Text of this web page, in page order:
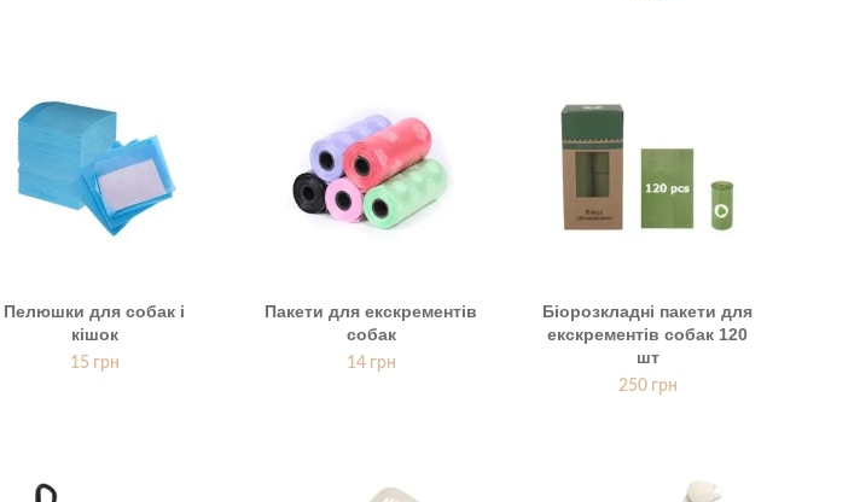
Пелюшки для собак і
кішок
15грн
Пакети для екскрементів
собак
14грн
Біорозкладні пакети для
екскрементів собак 120
шт
250грн